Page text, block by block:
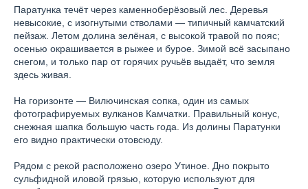
Паратунка течёт через каменноберёзовый лес. Деревья
невысокие, с изогнутыми стволами — типичный камчатский
пейзаж. Летом долина зелёная, с высокой травой по пояс;
осенью окрашивается в рыжее и бурое. Зимой всё засыпано
снегом, и только пар от горячих ручьёв выдаёт, что земля
здесь живая.
На горизонте — Вилючинская сопка, один из самых
фотографируемых вулканов Камчатки. Правильный конус,
снежная шапка большую часть года. Из долины Паратунки
его видно практически отовсюду.
Рядом с рекой расположено озеро Утиное. Дно покрыто
сульфидной иловой грязью, которую используют для